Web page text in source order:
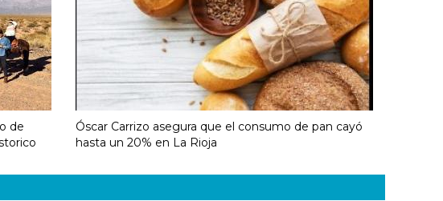
de
Óscar Carrizo asegura que el consumo de pan cayó
hasta un 20% en La Rioja